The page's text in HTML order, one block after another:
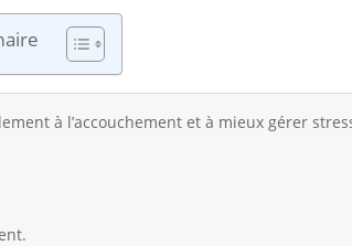
à l’accouchement et à mieux gérer